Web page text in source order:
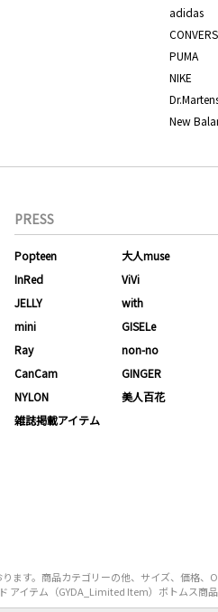
adidas
PUMA
NIKE
New
PRESS
Popteen 大人muse
InRed
ViVi
JELLY
with
mini
GISELe
Ray
non-no
CanCam
GINGER
NYLON
美人百花
雑誌掲載アイテム
す。商品カテゴリーの他、サイズ、価格、
アイテム（GYDA_Limited Item）ボトムス商品